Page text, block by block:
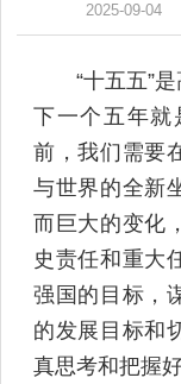
2025-09-04
“十五五”是
下一个五年就
前，我们需要
与世界的全新
而巨大的变化
史责任和重大
强国的目标，
的发展目标和
真思考和把握